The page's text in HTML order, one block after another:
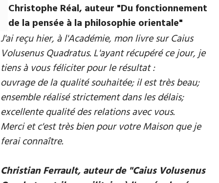
Christophe Réal, auteur ​"Du fonctionnement
de la pensée à la philosophie orientale"
J'ai reçu hier, à l'Académie, mon livre sur Caius
Volusenus Quadratus. L'ayant récupéré ce jour, je
tiens à vous féliciter pour le résultat :
ouvrage de la qualité souhaitée; il est très beau;
ensemble réalisé strictement dans les délais;
excellente qualité des relations avec vous.
Merci et c'est très bien pour votre Maison que je
ferai connaître.
Christian Ferrault, auteur de "Caius Volusenus